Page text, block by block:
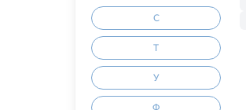
С
Т
У
Ф